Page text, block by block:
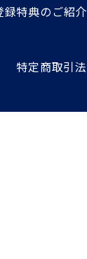
録特典のご紹介
特定商取引